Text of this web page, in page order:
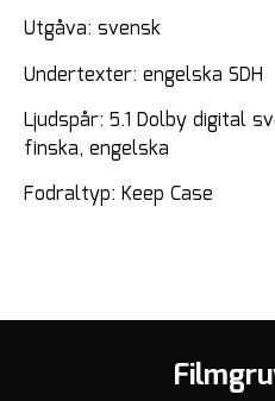
Utgåva: svensk
Undertexter: engelska SDH
Ljudspår: 5.1 Dolby digital
finska, engelska
Fodraltyp: Keep Case